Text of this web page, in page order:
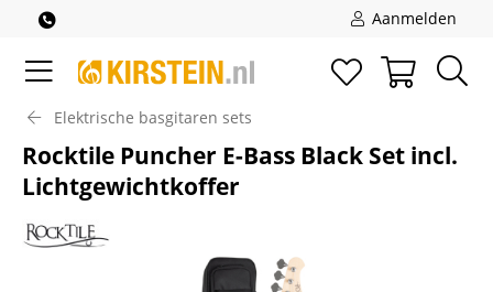
Aanmelden
Elektrische basgitaren sets
Rocktile Puncher E-Bass Black Set incl.
Lichtgewichtkoffer